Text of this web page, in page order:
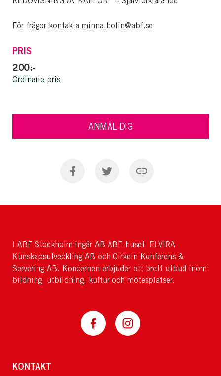
För frågor kontakta minna.bolin@abf.se
PRIS
200:-
Ordinarie pris
ANMÄL DIG
I ABF Stockholm ingår AB ABF-huset, ELVIRA
Kunskapsutveckling AB och Cirkeln Konferens &
Servering AB. Koncernen erbjuder ett brett utbud inom
bildning, utbildning, kultur och mötesplatser.
KONTAKT